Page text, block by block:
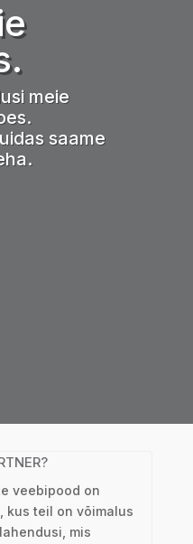
meie
saame
veebipood on
kus teil on võimalus
mis